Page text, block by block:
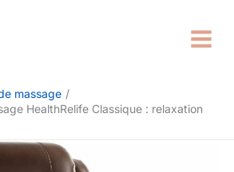
massage
HealthRelife Classique : relaxation